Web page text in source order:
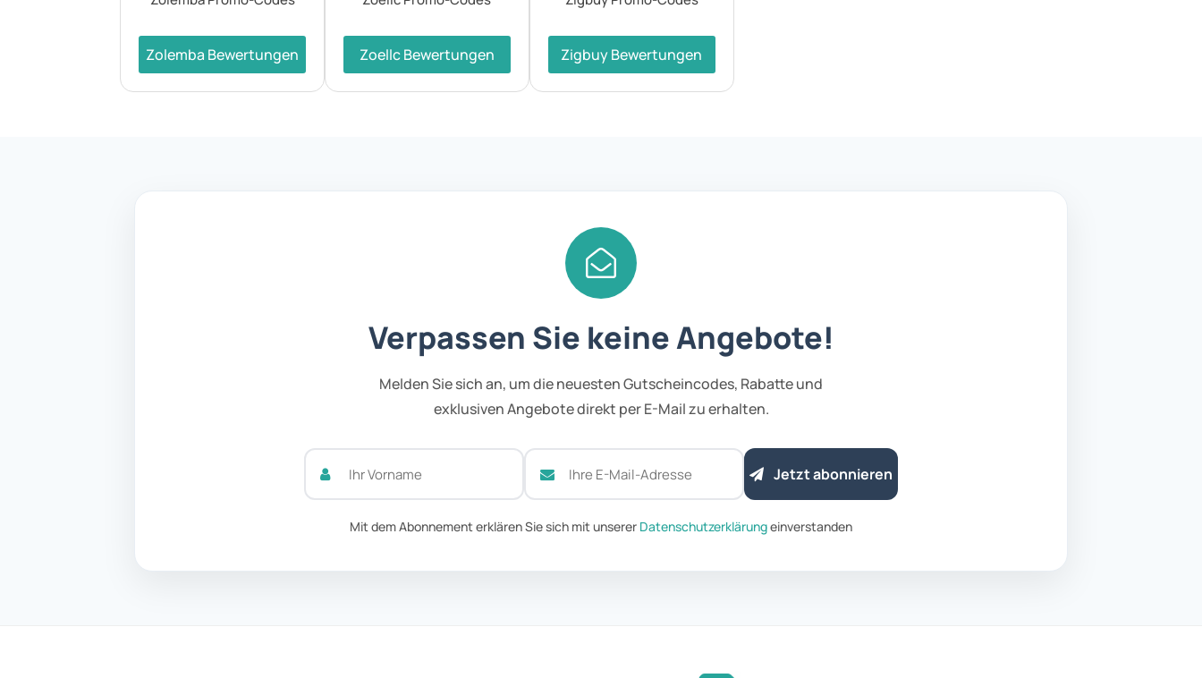
Zolemba Bewertungen Zoellc Bewertungen Zigbuy Bewertungen
Verpassen Sie keine Angebote!
Melden Sie sich an, um die neuesten Gutscheincodes, Rabatte und
exklusiven Angebote direkt per E-Mail zu erhalten.
Jetzt abonnieren
Mit dem Abonnement erklären Sie sich mit unserer Datenschutzerklärungeinverstanden